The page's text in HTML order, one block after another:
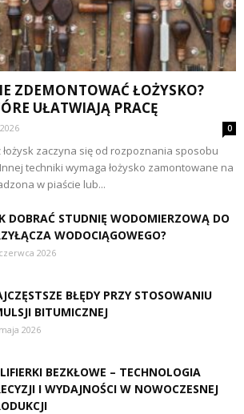
ZDEMONTOWAĆ ŁOŻYSKO?
UŁATWIAJĄ PRACĘ
0
zaczyna się od rozpoznania sposobu
techniki wymaga łożysko zamontowane na
w piaście lub...
DOBRAĆ STUDNIĘ WODOMIERZOWĄ DO
WODOCIĄGOWEGO?
2026
BŁĘDY PRZY STOSOWANIU
BITUMICZNEJ
2026
BEZKŁOWE – TECHNOLOGIA
I WYDAJNOŚCI W NOWOCZESNEJ